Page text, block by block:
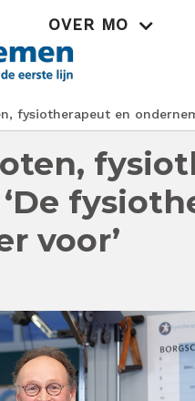
OVER MO
fysiotherapeut en
voor’